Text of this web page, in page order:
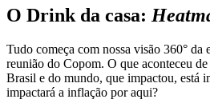
O Drink da casa:
Tudo começa com nossa visão 360° da
reunião do Copom. O que aconteceu
Brasil e do mundo, que impactou, está
impactará a inflação por aqui?